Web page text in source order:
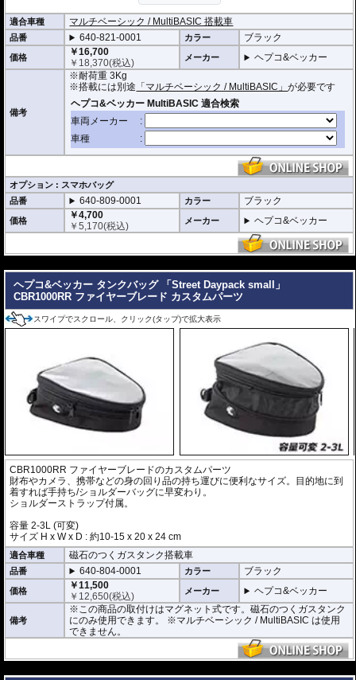
「スピードラックEVO」
ックなどの車種別専用のキャリアと、各キャリアに対応したMultiBasicアダプ
ターを併用することで、リアバッグとしての使用も可能。シートバッグホルダ
ー シートパッド MultiBasicを使用すればシートバッグとしても使用できます。
多様な使い方が可能であり、いずれもMultiBasicロックシステムによって簡単
に確実な取付が行えます。
外寸 H x W x D : 約15 x 23 x 30 cm
内寸 H x W x D : 約14 x 22 x 29 cm
財布やカメラ、携帯などの身の回り品の持ち運びに便利なサイズ。手持ちハン
ドル付きで持ち運びも楽々。
・オプションにスマホバッグを用意。バッグに入れたままでの操作が可能で、
・バッグの開閉ロックやバッグの車体へのロックなど様々なセキュリティオプ
ションの使用が可能。
適合車種 マルチベーシック / MultiBASIC 搭載車
品番 640-821-0001 カラー ブラック
価格
￥16,700
￥ 18,370(税込) メーカー ヘプコ&ベッカー
備考
※耐荷重 3Kg
※搭載には別途 「マルチベーシック / MultiBASIC」が必要です
オプション : スマホバッグ
品番
640-809-0001 カラー ブラック
価格
￥4,700
￥5,170(税込) メーカー ヘプコ&ベッカー
ヘプコ&ベッカー タンクバッグ 「Street Daypack small」
CBR1000RR ファイヤーブレード カスタムパーツ
スワイプでスクロール、クリック(タップ)で拡大表示
CBR1000RR ファイヤーブレードのカスタムパーツ
財布やカメラ、携帯などの身の回り品の持ち運びに便利なサイズ。目的地に到
着すれば手持ち/ショルダーバッグに早変わり。
ショルダーストラップ付属。
容量 2-3L (可変)
サイズ H x W x D : 約10-15 x 20 x 24 cm
適合車種 磁石のつくガスタンク搭載車
品番 640-804-0001 カラー ブラック
価格
￥11,500
￥ 12,650(税込) メーカー ヘプコ&ベッカー
備考
※この商品の取付けはマグネット式です。磁石のつくガスタンク
にのみ使用できます。 ※マルチベーシック / MultiBASIC は使用
できません。